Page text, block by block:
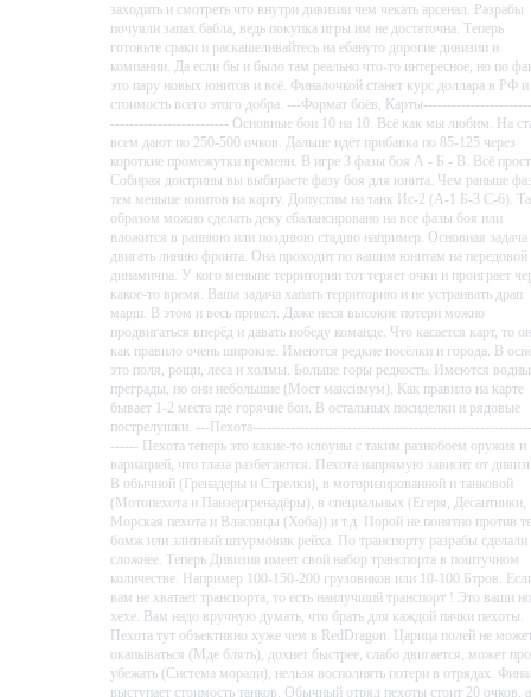
заходить и смотреть что внутри дивизии чем чекать арсенал. Разрабы
почуяли запах бабла, ведь покупка игры им не достаточна. Теперь
готовьте сраки и раскашеливайтесь на ебануто дорогие дивизии и
компании. Да если бы и было там реально что-то интересное, но по
это пару новых юнитов и всё. Финалочкой станет курс доллара в РФ и
стоимость всего этого добра. ---Формат боёв,
------------------------- Основные бои 10 на 10. Всё как мы любим. На
всем дают по 250-500 очков. Дальше идёт прибавка по 85-125 через
короткие промежутки времени. В игре 3 фазы боя А - Б - В. Всё
Собирая доктрины вы выбираете фазу боя для юнита. Чем раньше
тем меньше юнитов на карту. Допустим на танк Ис-2 (А-1 Б-3 С-6).
образом можно сделать деку сбалансировано на все фазы боя или
вложится в раннюю или позднюю стадию например. Основная задача
двигать линию фронта. Она проходит по вашим юнитам на передовой
динамична. У кого меньше территории тот теряет очки и проиграет
какое-то время. Ваша задача хапать территорию и не устраивать драп
марш. В этом и весь прикол. Даже неся высокие потери можно
продвигаться вперёд и давать победу команде. Что касается карт, то
как правило очень широкие. Имеются редкие посёлки и города. В
это поля, рощи, леса и холмы. Больше горы редкость. Имеются
преграды, но они небольшие (Мост максимум). Как правило на карте
бывает 1-2 места где горячие бои. В остальных посиделки и рядовые
пострелушки. ---
------ Пехота теперь это какие-то клоуны с таким разнобоем оружия и
вариацией, что глаза разбегаются. Пехота напрямую зависит от
В обычной (Гренадеры и Стрелки), в моторизированной и танковой
(Мотопехота и Панзергренадёры), в специальных (Егеря, Десантники,
Морская пехота и Власовцы (Хоба)) и т.д. Порой не понятно против
бомж или элитный штурмовик рейха. По транспорту разрабы сделали
сложнее. Теперь Дивизия имеет свой набор транспорта в поштучном
количестве. Например 100-150-200 грузовиков или 10-100 Бтров.
вам не хватает транспорта, то есть наилучший транспорт ! Это ваши
хехе. Вам надо вручную думать, что брать для каждой пачки пехоты.
Пехота тут объективно хуже чем в RedDragon. Царица полей не
окапываться (Мде блять), дохнет быстрее, слабо двигается, может
убежать (Система морали), нельзя восполнять потери в отрядах.
выступает стоимость танков. Обычный отряд пехоты стоит 20 очков, а